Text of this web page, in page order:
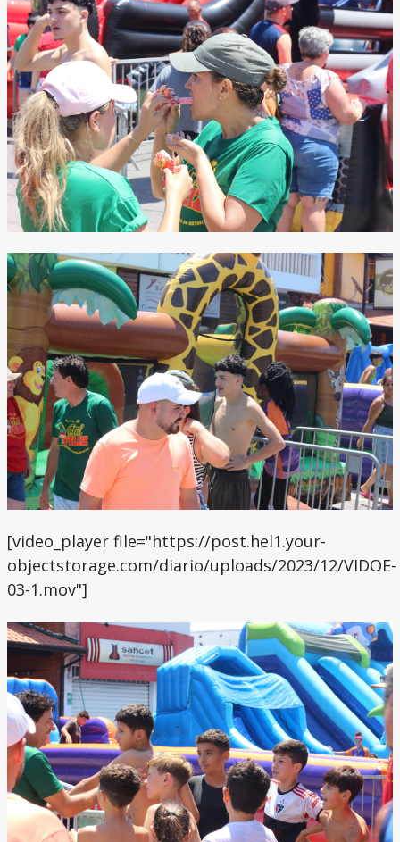
[video_player file="https://post.hel1.your-
objectstorage.com/diario/uploads/2023/12/VIDOE-
03-1.mov"]